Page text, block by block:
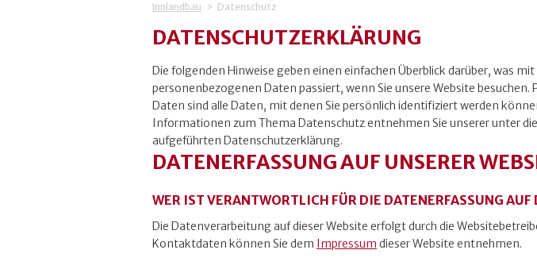
Innlandbau Datenschutz
DATENSCHUTZERKLÄRUNG
Die folgenden Hinweise geben einen einfachen Überblick darüber, was
personenbezogenen Daten passiert, wenn Sie unsere Website besuchen.
Daten sind alle Daten, mit denen Sie persönlich identifiziert werden
Informationen zum Thema Datenschutz entnehmen Sie unserer unter
aufgeführten Datenschutzerklärung.
DATENERFASSUNG AUF UNSERER
WER IST VERANTWORTLICH FÜR DIE DATENERFASSUNG AUF
Die Datenverarbeitung auf dieser Website erfolgt durch die
Kontaktdaten können Sie dem Impressum dieser Website entnehmen.